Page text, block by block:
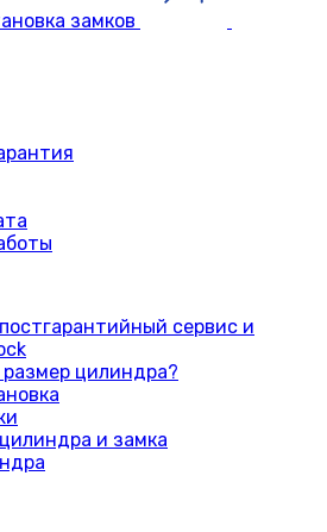
замков
сервис и
цилиндра?
и замка